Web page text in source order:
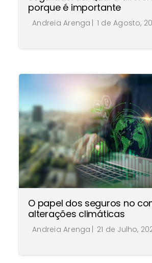
porque é importante
Andreia Arenga
O papel dos seguros no
alterações climáticas
Andreia Arenga